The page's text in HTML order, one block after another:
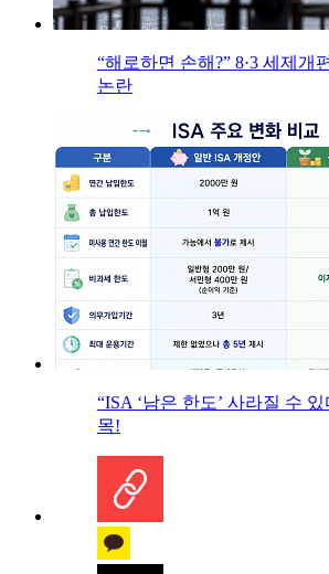
“해로하면 손해?” 8·3 세제개
논란
“ISA ‘남은 한도’ 사라질 수
목!